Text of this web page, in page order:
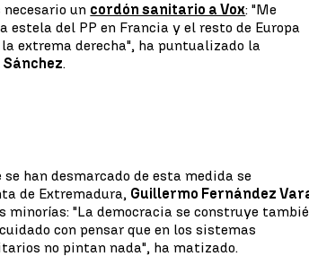
necesario un cordón sanitario a Vox: "Me
estela del PP en Francia y el resto de Europa
extrema derecha", ha puntualizado la
Sánchez.
han desmarcado de esta medida se
de Extremadura, Guillermo Fernández
minorías: "La democracia se construye
con pensar que en los sistemas
no pintan nada", ha matizado.